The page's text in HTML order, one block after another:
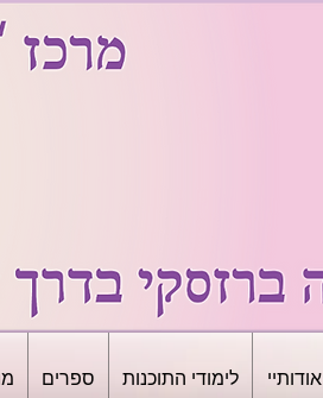
אודותיי לימודי התוכנות ספרים